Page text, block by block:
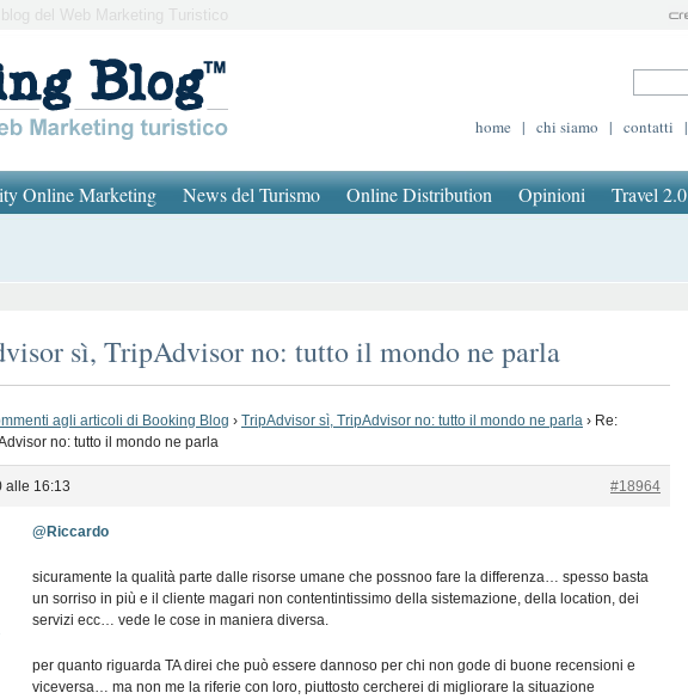
del Web Marketing Turistico
home | chi siamo | contatti |
Online Marketing News del Turismo Online Distribution Opinioni Travel 2.0
sì, TripAdvisor no: tutto il mondo ne parla
agli articoli di Booking Blog › TripAdvisor sì, TripAdvisor no: tutto il mondo ne parla › Re:
no: tutto il mondo ne parla
alle 16:13 #18964
@Riccardo
sicuramente la qualità parte dalle risorse umane che possnoo fare la differenza… spesso basta
un sorriso in più e il cliente magari non contentintissimo della sistemazione, della location, dei
servizi ecc… vede le cose in maniera diversa.
per quanto riguarda TA direi che può essere dannoso per chi non gode di buone recensioni e
viceversa… ma non me la riferie con loro, piuttosto cercherei di migliorare la situazione